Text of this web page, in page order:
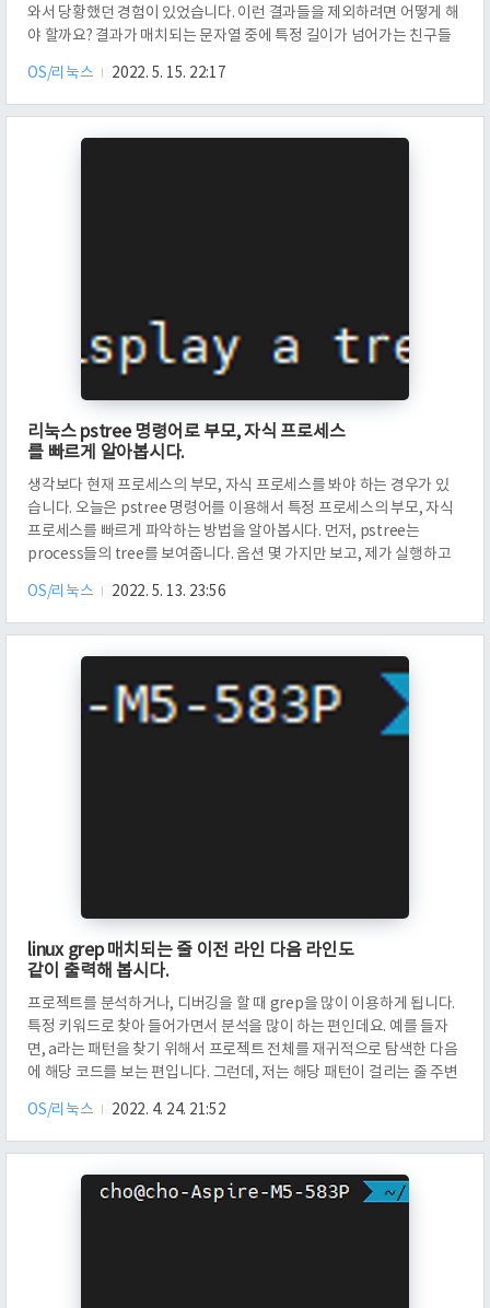
와서 당황했던 경험이 있었습니다. 이런 결과들을 제외하려면 어떻게 해
야 할까요? 결과가 매치되는 문자열 중에 특정 길이가 넘어가는 친구들
는 것이 매치되는 줄들을 모두 출력합니다. 그런데, 중간에 매우 긴 문자
열이 하나 있는데요. 이 문자열의 길이가 얼마나 긴지 보겠습니다. 2075
OS/리눅스 2022. 5. 15. 22:17
리눅스 pstree 명령어로 부모, 자식 프로세스
를 빠르게 알아봅시다.
생각보다 현재 프로세스의 부모, 자식 프로세스를 봐야 하는 경우가 있
습니다. 오늘은 pstree 명령어를 이용해서 특정 프로세스의 부모, 자식
프로세스를 빠르게 파악하는 방법을 알아봅시다. 먼저, pstree는
process들의 tree를 보여줍니다. 옵션 몇 가지만 보고, 제가 실행하고
니다. -a는 command line arguments를 보여줍니다. -p는 PID를 보
여줍니다. 그리고 -s는 부모들의 process들을 보여줍니다. 부모, 부모
띄워놓고 있는 장고 서버 프로세스를 보도록 하겠습니다. 먼저 netstat
명령어를 이용해서 8000번 포트를 사용..
OS/리눅스 2022. 5. 13. 23:56
linux grep 매치되는 줄 이전 라인 다음 라인도
같이 출력해 봅시다.
프로젝트를 분석하거나, 디버깅을 할 때 grep을 많이 이용하게 됩니다.
특정 키워드로 찾아 들어가면서 분석을 많이 하는 편인데요. 예를 들자
면, a라는 패턴을 찾기 위해서 프로젝트 전체를 재귀적으로 탐색한 다음
에 해당 코드를 보는 편입니다. 그런데, 저는 해당 패턴이 걸리는 줄 주변
줄만 볼 때 보다 맥락을 조금 더 잘 파악할 수 있었을 것이기 때문입니다.
이런 옵션이 없었을 리가 없었습니다. 저만 몰랐을 뿐. grep 명령어에는
보겠습니다. 먼저 실험에 사용할 파일 1.txt에는 위와 같은 내용이 저장
OS/리눅스 2022. 4. 24. 21:52